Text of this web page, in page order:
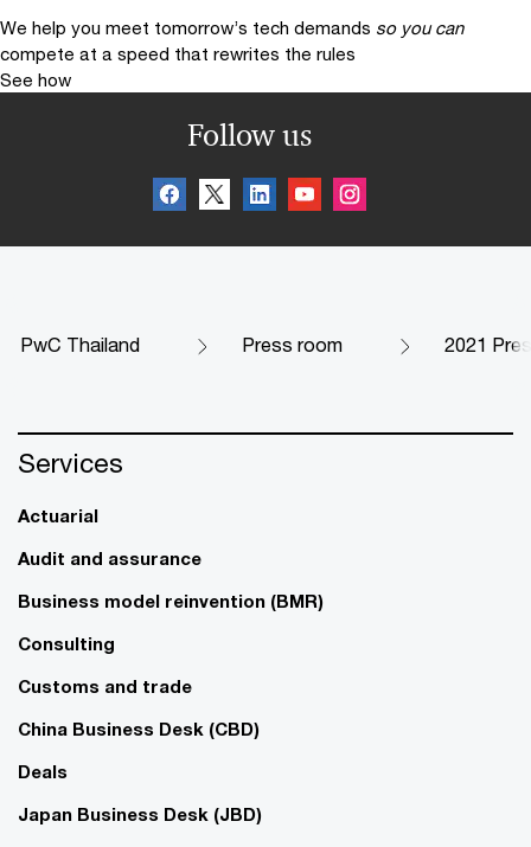
We help you meet tomorrow’s tech demands so you can
compete at a speed that rewrites the rules
See how
Follow us
PwC Thailand Press room 2021
Services
Actuarial
Audit and assurance
Business model reinvention (BMR)
Consulting
Customs and trade
China Business Desk (CBD)
Deals
Japan Business Desk (JBD)